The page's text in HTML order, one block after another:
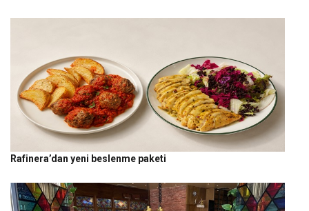
Rafinera’dan yeni beslenme paketi